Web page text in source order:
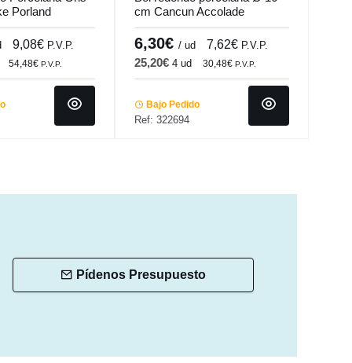
Porland
9,08€ P.V.P.
54,48€P.V.P.
cm Cancun Accolade
6,30€/ ud 7,62€ P.V.P.
25,20€4 ud 30,48€P.V.P.
Bajo Pedido
Ref: 322694
Pídenos Presupuesto